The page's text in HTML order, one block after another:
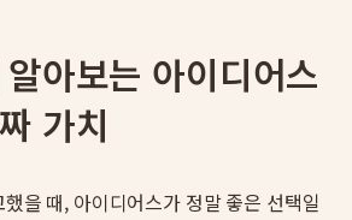
아보는 아이디어스
가치
을 때, 아이디어스가 정말 좋은 선택일